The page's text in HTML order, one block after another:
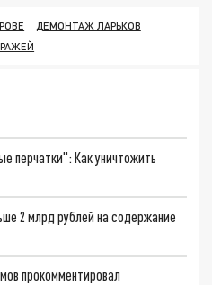
ДЕМОНТАЖ ЛАРЬКОВ
перчатки": Как уничтожить
2 млрд рублей на содержание
прокомментировал